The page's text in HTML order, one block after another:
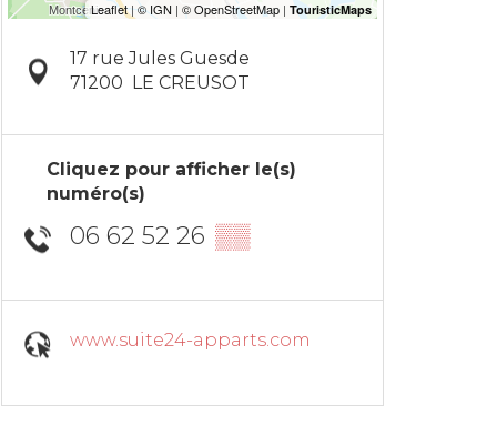
17 rue Jules Guesde
71200 LE CREUSOT
Cliquez pour afficher le(s)
numéro(s)
06 62 52 26 ▒▒
www.suite24-apparts.com